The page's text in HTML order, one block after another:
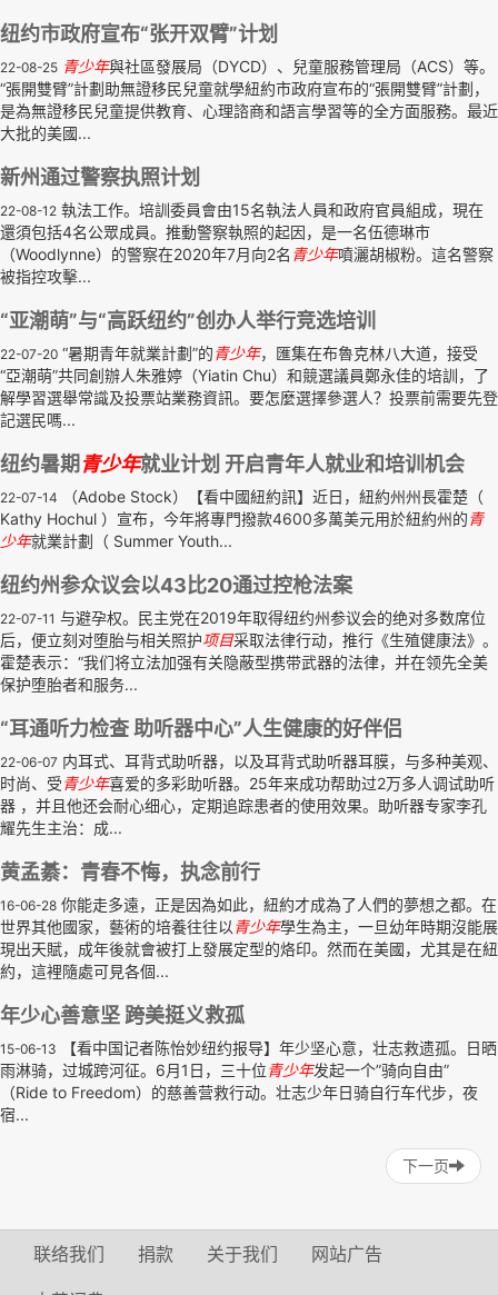
纽约市政府宣布“张开双臂”计划
22-08-25 青少年與社區發展局（DYCD）、兒童服務管理局（ACS）等。
“張開雙臂”計劃助無證移民兒童就學紐約市政府宣布的“張開雙臂”計劃，
是為無證移民兒童提供教育、心理諮商和語言學習等的全方面服務。最近
大批的美國...
新州通过警察执照计划
22-08-12 執法工作。培訓委員會由15名執法人員和政府官員組成，現在
還須包括4名公眾成員。推動警察執照的起因，是一名伍德琳市
（Woodlynne）的警察在2020年7月向2名 青少年噴灑胡椒粉。這名警察
被指控攻擊...
“亚潮萌”与“高跃纽约”创办人举行竞选培训
22-07-20 “暑期青年就業計劃”的青少年，匯集在布魯克林八大道，接受
“亞潮萌”共同創辦人朱雅婷（Yiatin Chu）和競選議員鄭永佳的培訓，了
解學習選舉常識及投票站業務資訊。要怎麼選擇參選人？投票前需要先登
記選民嗎...
纽约暑期 青少年就业计划 开启青年人就业和培训机会
22-07-14
（Adobe Stock）【看中國紐約訊】近日，紐約州州長霍楚（
Kathy Hochul ）宣布，今年將專門撥款4600多萬美元用於紐約州的青
少年就業計劃（ Summer Youth...
纽约州参众议会以43比20通过控枪法案
22-07-11 与避孕权。民主党在2019年取得纽约州参议会的绝对多数席位
后，便立刻对堕胎与相关照护项目采取法律行动，推行《生殖健康法》。
霍楚表示：“我们将立法加强有关隐蔽型携带武器的法律，并在领先全美
保护堕胎者和服务...
“耳通听力检查 助听器中心”人生健康的好伴侣
22-06-07 内耳式、耳背式助听器，以及耳背式助听器耳膜，与多种美观、
时尚、受青少年喜爱的多彩助听器。25年来成功帮助过2万多人调试助听
器 ，并且他还会耐心细心，定期追踪患者的使用效果。助听器专家李孔
耀先生主治：成...
黄孟綦：青春不悔，执念前行
16-06-28 你能走多遠，正是因為如此，紐約才成為了人們的夢想之都。在
世界其他國家，藝術的培養往往以 青少年學生為主，一旦幼年時期沒能展
現出天賦，成年後就會被打上發展定型的烙印。然而在美國，尤其是在紐
約，這裡隨處可見各個...
年少心善意坚 跨美挺义救孤
15-06-13
【看中国记者陈怡妙纽约报导】年少坚心意，壮志救遗孤。日晒
雨淋骑，过城跨河征。6月1日，三十位青少年发起一个”骑向自由”
（Ride to Freedom）的慈善营救行动。壮志少年日骑自行车代步，夜
宿...
下一页
联络我们 捐款 关于我们 网站广告